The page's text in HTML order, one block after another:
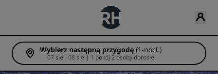
Wybierz następną przygodę (1-nocl.)
07 sie - 08 sie | 1 pokój 2 osoby dorosłe